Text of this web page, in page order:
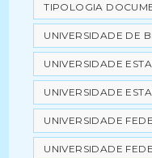
TIPOLOGIA
UNIVERSIDADE DE
UNIVERSIDADE
UNIVERSIDADE
UNIVERSIDADE
UNIVERSIDADE